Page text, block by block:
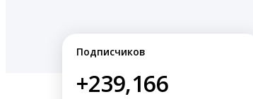
Подписчиков
+239,166